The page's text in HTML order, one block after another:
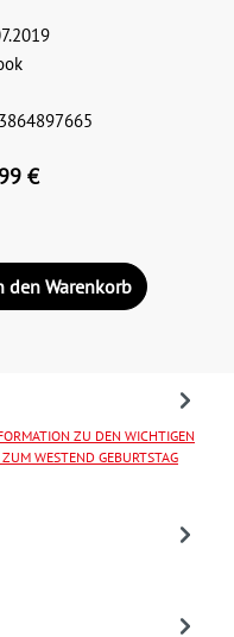
€
den Warenkorb
ZU DEN WICHTIGEN
WESTEND GEBURTSTAG